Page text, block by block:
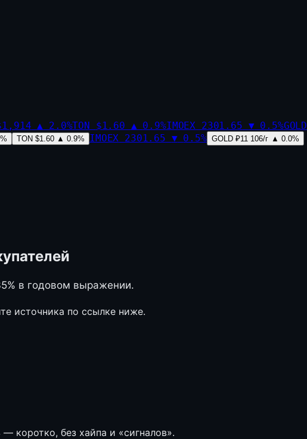
▲ 2.0%TON $1.60 ▲ 0.9%IMOEX 2301.65 ▼ 0.5%GOLD
% TON $1.60 ▲ 0.9% IMOEX 2301.65 ▼ 0.5% GOLD ₽11 106/г ▲ 0.0%
в годовом выражении.
источника по ссылке ниже.
коротко, без хайпа и «сигналов».